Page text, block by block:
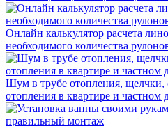
Онлайн калькулятор расчета
необходимого количества
Шум в трубе отопления, щелчки,
отопления в квартире и частном